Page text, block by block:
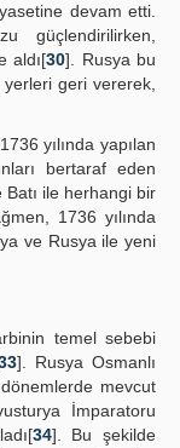
devam etti.
güçlendirilirken,
aldı[30]. Rusya bu
yerleri geri vererek,
yılında yapılan
bertaraf eden
ile herhangi bir
1736 yılında
ve Rusya ile yeni
temel sebebi
]. Rusya Osmanlı
mevcut
İmparatoru
34]. Bu şekilde